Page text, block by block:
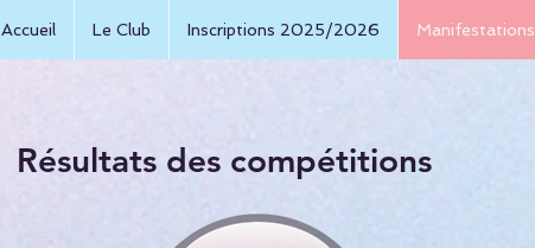
Accueil Le Club Inscriptions 2025/2026 Manifestations
Résultats des compétitions